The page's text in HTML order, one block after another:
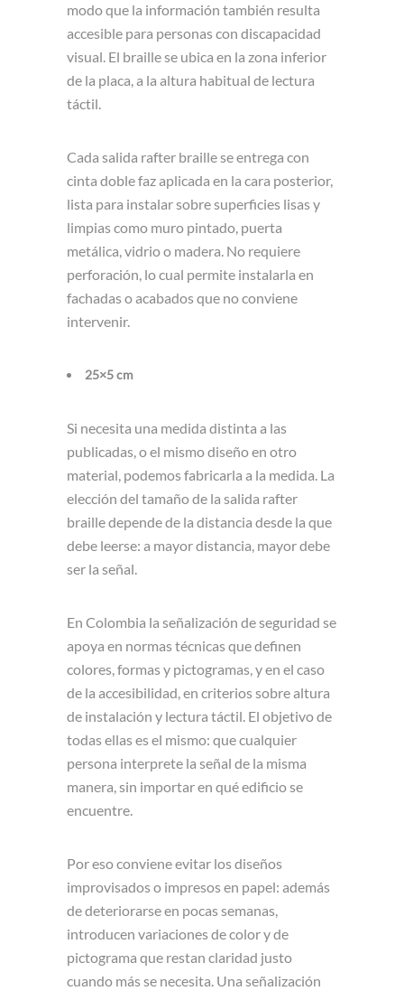
modo que la información también resulta
accesible para personas con discapacidad
visual. El braille se ubica en la zona inferior
de la placa, a la altura habitual de lectura
táctil.
Cada salida rafter braille se entrega con
cinta doble faz aplicada en la cara posterior,
lista para instalar sobre superficies lisas y
limpias como muro pintado, puerta
metálica, vidrio o madera. No requiere
perforación, lo cual permite instalarla en
fachadas o acabados que no conviene
intervenir.
25×5 cm
Si necesita una medida distinta a las
publicadas, o el mismo diseño en otro
material, podemos fabricarla a la medida. La
elección del tamaño de la salida rafter
braille depende de la distancia desde la que
debe leerse: a mayor distancia, mayor debe
ser la señal.
En Colombia la señalización de seguridad se
apoya en normas técnicas que definen
colores, formas y pictogramas, y en el caso
de la accesibilidad, en criterios sobre altura
de instalación y lectura táctil. El objetivo de
todas ellas es el mismo: que cualquier
persona interprete la señal de la misma
manera, sin importar en qué edificio se
encuentre.
Por eso conviene evitar los diseños
improvisados o impresos en papel: además
de deteriorarse en pocas semanas,
introducen variaciones de color y de
pictograma que restan claridad justo
cuando más se necesita. Una señalización